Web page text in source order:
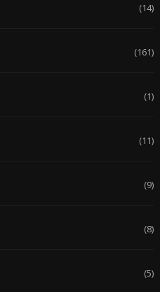
(14)
(161)
(1)
(11)
(9)
(8)
(5)